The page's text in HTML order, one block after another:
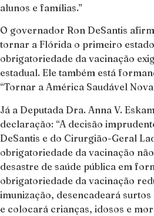
alunos e famílias.”
O governador Ron DeSantis
tornar a Flórida o primeiro
obrigatoriedade da vacinação
estadual. Ele também está
“Tornar a América Saudável
Já a Deputada Dra. Anna V.
declaração: “A decisão
DeSantis e do Cirurgião-Geral
obrigatoriedade da vacinação
desastre de saúde pública em
obrigatoriedade da vacinação
imunização, desencadeará
e colocará crianças, idosos e